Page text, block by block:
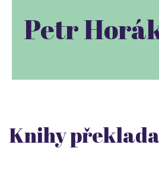
Petr
Knihy